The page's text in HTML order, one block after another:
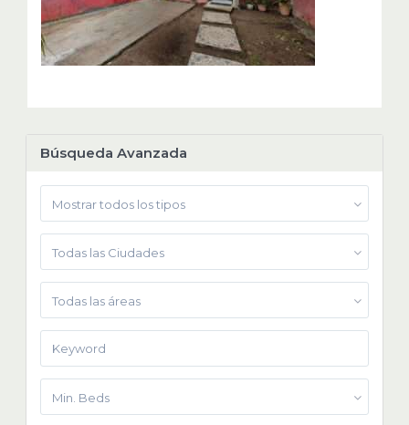
Búsqueda Avanzada
Mostrar todos los tipos
Todas las Ciudades
Todas las áreas
Min. Beds